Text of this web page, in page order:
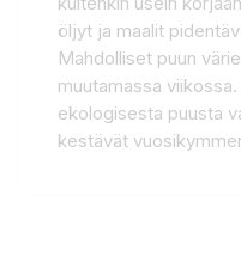
öljyt ja maalit
Mahdolliset puun
muutamassa
ekologisesta puusta
kestävät